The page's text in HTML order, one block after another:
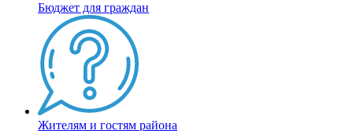
Бюджет для граждан
Жителям и гостям района